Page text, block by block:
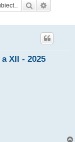
Căutare
XII - 2025